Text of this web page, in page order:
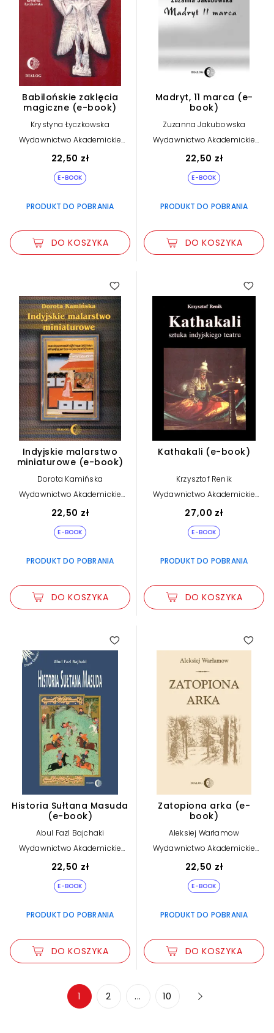
Babilońskie zaklęcia
magiczne (e-book)
Krystyna Łyczkowska
Wydawnictwo Akademickie
22,50 zł
E-BOOK
PRODUKT DO POBRANIA
DO KOSZYKA
Madryt, 11 marca (e-
book)
Zuzanna Jakubowska
Wydawnictwo Akademickie
22,50 zł
E-BOOK
PRODUKT DO POBRANIA
DO KOSZYKA
Indyjskie malarstwo
miniaturowe (e-book)
Dorota Kamińska
Wydawnictwo Akademickie
22,50 zł
E-BOOK
PRODUKT DO POBRANIA
DO KOSZYKA
Kathakali (e-book)
Krzysztof Renik
Wydawnictwo Akademickie
27,00 zł
E-BOOK
PRODUKT DO POBRANIA
DO KOSZYKA
Historia Sułtana Masuda
(e-book)
Abul Fazl Bajchaki
Wydawnictwo Akademickie
22,50 zł
E-BOOK
PRODUKT DO POBRANIA
DO KOSZYKA
Zatopiona arka (e-
book)
Aleksiej Warłamow
Wydawnictwo Akademickie
22,50 zł
E-BOOK
PRODUKT DO POBRANIA
DO KOSZYKA
1 2 ... 10
Zmniejsz rozmiar czcionki